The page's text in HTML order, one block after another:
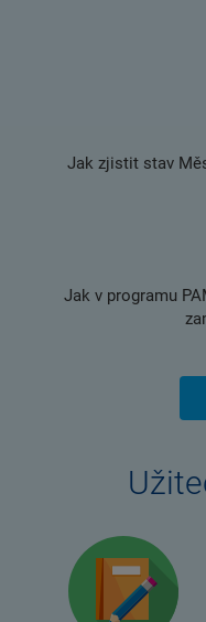
Jak zjistit stav
Jak v programu